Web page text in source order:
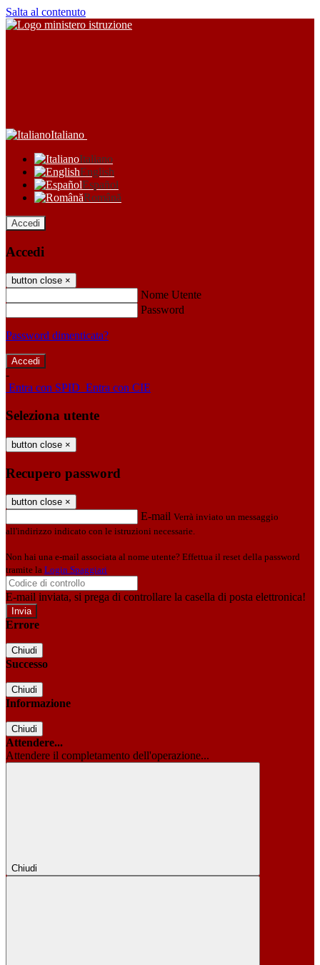
Salta al contenuto
Italiano
Italiano
English
Español
Română
Accedi
Accedi
button close ×
Nome Utente
Password
Password dimenticata?
-
Entra con SPID Entra con CIE
Seleziona utente
button close ×
Recupero password
button close ×
E-mail Verrà inviato un messaggio
all'indirizzo indicato con le istruzioni necessarie.
Non hai una e-mail associata al nome utente? Effettua il reset della password
tramite la Login Spaggiari
E-mail inviata, si prega di controllare la casella di posta elettronica!
Errore
Chiudi
Successo
Chiudi
Informazione
Chiudi
Attendere...
Attendere il completamento dell'operazione...
Chiudi